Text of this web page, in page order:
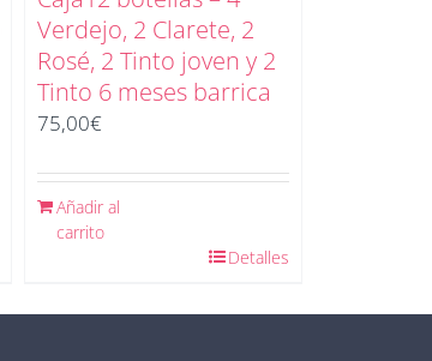
Verdejo, 2 Clarete, 2
Rosé, 2 Tinto joven y 2
Tinto 6 meses barrica
75,00€
Añadir al
carrito
Detalles